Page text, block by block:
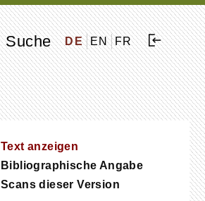
Suche DE EN FR
Text anzeigen
Bibliographische Angabe
Scans dieser Version